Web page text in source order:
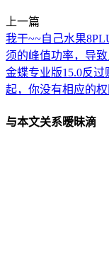
上一篇
我干~~自己水果
须的峰值功率，导
金蝶专业版15.0反过
起，你没有相应的
与本文关系暧昧滴